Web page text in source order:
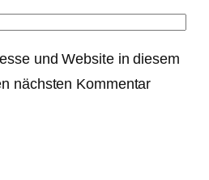
und Website in diesem
nächsten Kommentar